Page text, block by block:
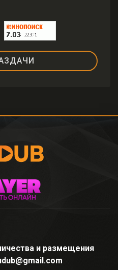
и размещения